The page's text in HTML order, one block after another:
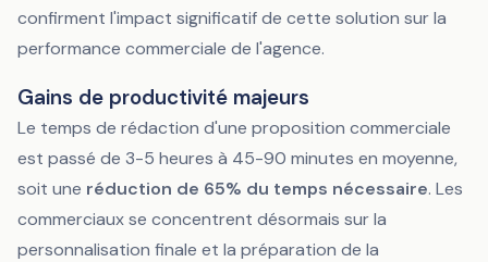
confirment l'impact significatif de cette solution sur la
performance commerciale de l'agence.
Gains de productivité majeurs
Le temps de rédaction d'une proposition commerciale
est passé de 3-5 heures à 45-90 minutes en moyenne,
soit une réduction de 65% du temps nécessaire. Les
commerciaux se concentrent désormais sur la
personnalisation finale et la préparation de la